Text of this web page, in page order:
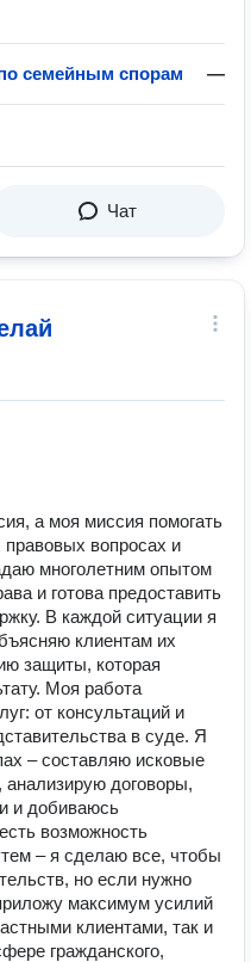
семейным спорам —
Чат
а моя миссия помогать
вопросах и
многолетним опытом
и готова предоставить
В каждой ситуации я
клиентам их
защиты, которая
Моя работа
от консультаций и
в суде. Я
– составляю исковые
договоры,
и добиваюсь
возможность
– я сделаю все, чтобы
но если нужно
максимум усилий
клиентами, так и
гражданского,